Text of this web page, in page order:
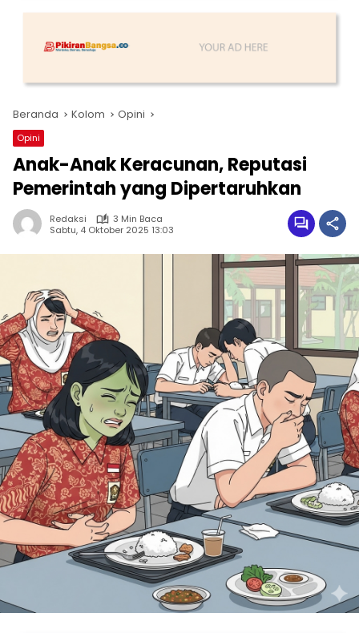
Beranda Kolom Opini
Opini
Anak-Anak Keracunan, Reputasi
Pemerintah yang Dipertaruhkan
Redaksi
3 Min Baca
Sabtu, 4 Oktober 2025 13:03